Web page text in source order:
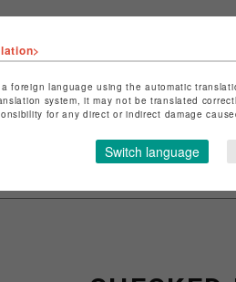
ョップ名
ビーバー
舗名
池袋PARCO
ショップお問い合わせは こちら
foreign language using the automatic
system, it may not be translated
for any direct or indirect damage
Switch language